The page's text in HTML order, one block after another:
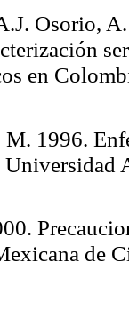
Osorio,
en
1996.
de